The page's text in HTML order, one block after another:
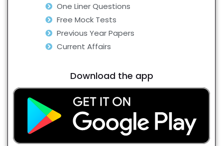
One Liner Questions
Free Mock Tests
Previous Year Papers
Current Affairs
Download the app